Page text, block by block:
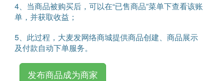
4、当商品被购买后，可以在“已售商品”菜单下查看该账
单，并获取收益；
5、此过程，大麦发网络商城提供商品创建、商品展示
及付款自动下单服务。
发布商品成为商家